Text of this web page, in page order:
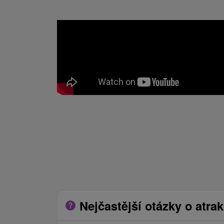
Nejčastější otázky o